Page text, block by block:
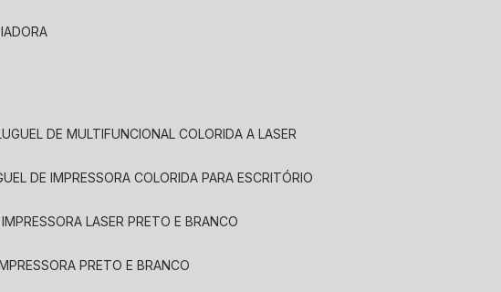
DE MULTIFUNCIONAL COLORIDA A LASER
DE IMPRESSORA COLORIDA PARA ESCRITÓRIO
IMPRESSORA LASER PRETO E BRANCO
PRETO E BRANCO